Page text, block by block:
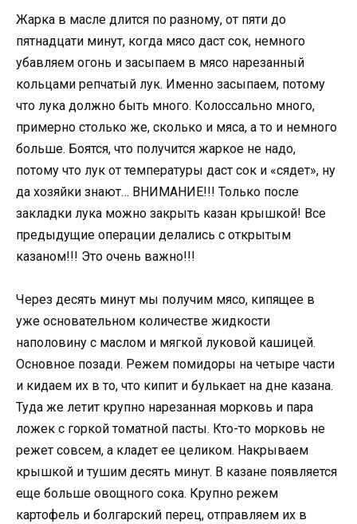
Жарка в масле длится по разному, от пяти до
пятнадцати минут, когда мясо даст сок, немного
убавляем огонь и засыпаем в мясо нарезанный
кольцами репчатый лук. Именно засыпаем, потому
что лука должно быть много. Колоссально много,
примерно столько же, сколько и мяса, а то и немного
больше. Боятся, что получится жаркое не надо,
потому что лук от температуры даст сок и «сядет», ну
да хозяйки знают… ВНИМАНИЕ!!! Только после
закладки лука можно закрыть казан крышкой! Все
предыдущие операции делались с открытым
казаном!!! Это очень важно!!!
Через десять минут мы получим мясо, кипящее в
уже основательном количестве жидкости
наполовину с маслом и мягкой луковой кашицей.
Основное позади. Режем помидоры на четыре части
и кидаем их в то, что кипит и булькает на дне казана.
Туда же летит крупно нарезанная морковь и пара
ложек с горкой томатной пасты. Кто-то морковь не
режет совсем, а кладет ее целиком. Накрываем
крышкой и тушим десять минут. В казане появляется
еще больше овощного сока. Крупно режем
картофель и болгарский перец, отправляем их в